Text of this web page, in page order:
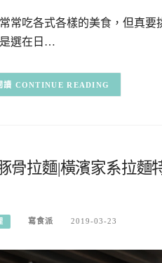
常吃各式各樣的美食，但真
選在日…
CONTINUE READING
骨拉麵|橫濱家系拉麵
寫食派 2019-03-23